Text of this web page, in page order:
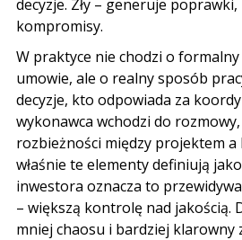
decyzje. Zły – generuje
kompromisy.
W praktyce nie chodzi o formalny
umowie, ale o realny sposób
decyzje, kto odpowiada za
wykonawca wchodzi do
rozbieżności między projektem
właśnie te elementy definiują
inwestora oznacza to
– większą kontrolę nad jakością.
mniej chaosu i bardziej klarowny